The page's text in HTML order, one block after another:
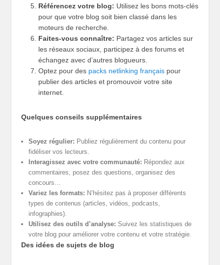
Référencez votre blog: Utilisez les bons mots-clés
pour que votre blog soit bien classé dans les
moteurs de recherche.
Faites-vous connaître: Partagez vos articles sur
les réseaux sociaux, participez à des forums et
échangez avec d’autres blogueurs.
Optez pour des packs netlinking français pour
publier des articles et promouvoir votre site
internet.
Quelques conseils supplémentaires
Soyez régulier: Publiez régulièrement du contenu pour
fidéliser vos lecteurs.
Interagissez avec votre communauté: Répondez aux
commentaires, posez des questions, organisez des
concours…
Variez les formats: N’hésitez pas à proposer différents
types de contenus (articles, vidéos, podcasts,
infographies).
Utilisez des outils d’analyse: Suivez les statistiques de
votre blog pour améliorer votre contenu et votre stratégie.
Des idées de sujets de blog